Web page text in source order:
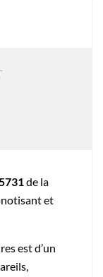
de la
et
est d’un